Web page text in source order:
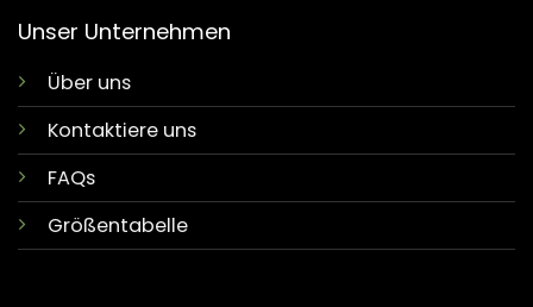
Unser Unternehmen
Über uns
Kontaktiere uns
FAQs
Größentabelle